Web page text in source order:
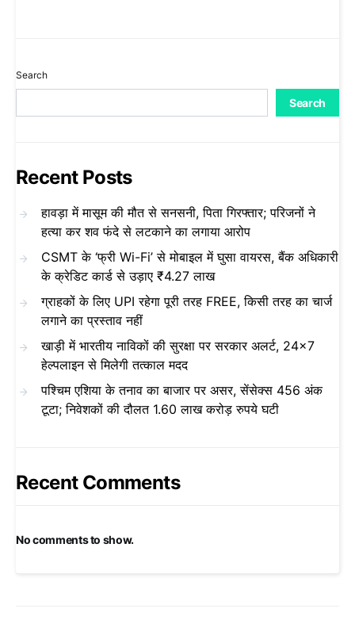
Search
Search
Recent Posts
हावड़ा में मासूम की मौत से सनसनी, पिता गिरफ्तार; परिजनों ने
हत्या कर शव फंदे से लटकाने का लगाया आरोप
CSMT के ‘फ्री Wi-Fi’ से मोबाइल में घुसा वायरस, बैंक अधिकारी
के क्रेडिट कार्ड से उड़ाए ₹4.27 लाख
ग्राहकों के लिए UPI रहेगा पूरी तरह FREE, किसी तरह का चार्ज
लगाने का प्रस्ताव नहीं
खाड़ी में भारतीय नाविकों की सुरक्षा पर सरकार अलर्ट, 24×7
हेल्पलाइन से मिलेगी तत्काल मदद
पश्चिम एशिया के तनाव का बाजार पर असर, सेंसेक्स 456 अंक
टूटा; निवेशकों की दौलत 1.60 लाख करोड़ रुपये घटी
Recent Comments
No comments to show.